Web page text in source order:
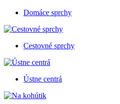
Domáce sprchy
Cestovné sprchy
Ústne centrá